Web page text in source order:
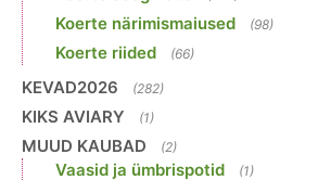
Koerte närimismaiused (98)
Koerte riided (66)
KEVAD2026 (282)
KIKS AVIARY (1)
MUUD KAUBAD (2)
Vaasid ja ümbrispotid (1)